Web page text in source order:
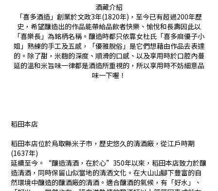
酒藏介紹
「喜多酒造」創業於文政3年(1820年)，至今已有超過200年歷
史，希望釀造出的作品能帶給品飲者快樂、愉悅和長壽因此以
「喜樂長」為銘柄名稱。釀造時都只依靠女杜氏「喜多麻優子小
姐」熟練的手工及五感，「優雅脫俗」是它們想藉由作品去表達
的。除了甜，米麴的深度、順滑的口感、以及享用時於口腔內蔓
延的溫和米旨味一律都是酒造所重視的，所以享用時不妨細意品
味一下喔！
稻田本店
稻田本店位於烏取縣米子市，歷史悠久的清酒廠，從江戶時期
(1637年)
延續至今。“釀造清酒，在於心”350年以來，稻田本店致力於釀
造清酒，同時保留山似當地的清洒文化。在大山山腳下豐富的自
然環境中釀造的釀酒廠的清酒。適合釀酒的氣候，有「好水」、